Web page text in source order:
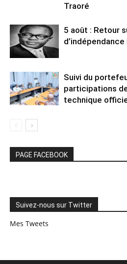
Traoré
5 août : Retour
d’indépendance
Suivi du
participations
technique
PAGE FACEBOOK
Suivez-nous sur Twitter
Mes Tweets